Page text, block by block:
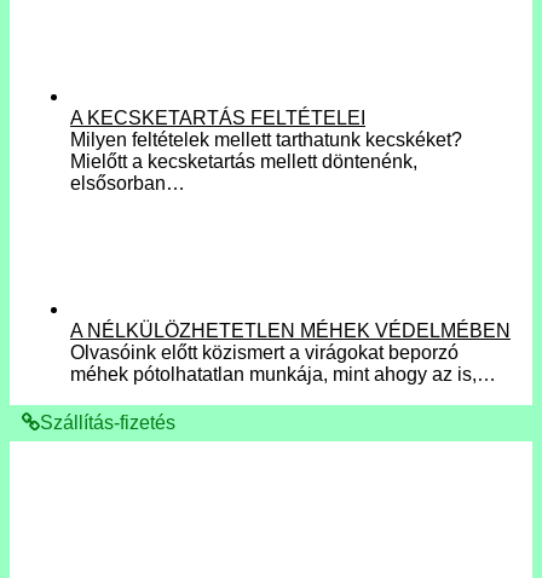
A KECSKETARTÁS FELTÉTELEI
Milyen feltételek mellett tarthatunk kecskéket?
Mielőtt a kecsketartás mellett döntenénk,
elsősorban…
A NÉLKÜLÖZHETETLEN MÉHEK VÉDELMÉBEN
Olvasóink előtt közismert a virágokat beporzó
méhek pótolhatatlan munkája, mint ahogy az is,…
Szállítás-fizetés